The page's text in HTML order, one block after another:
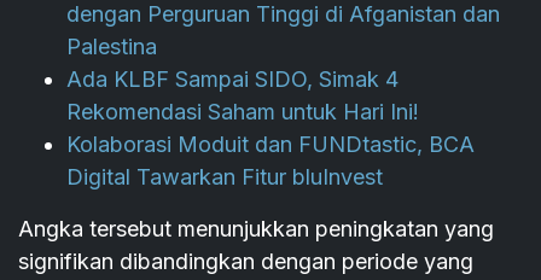
dengan Perguruan Tinggi di Afganistan dan
Palestina
Ada KLBF Sampai SIDO, Simak 4
Rekomendasi Saham untuk Hari Ini!
Kolaborasi Moduit dan FUNDtastic, BCA
Digital Tawarkan Fitur bluInvest
Angka tersebut menunjukkan peningkatan yang
signifikan dibandingkan dengan periode yang